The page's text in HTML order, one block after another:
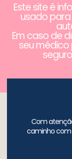
Este site é
usado
Em caso de
seu
Com
caminho com